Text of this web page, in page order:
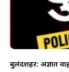
बुलंदशहर: अज्ञात